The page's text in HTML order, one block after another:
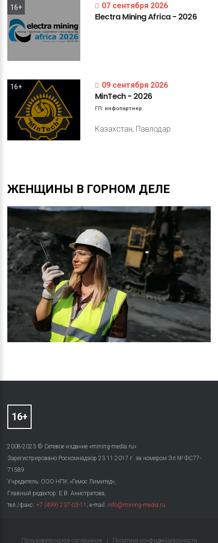
16+ 07 сентября 2026
ElectraMiningAfrica- 2026
16+ 09 сентября 2026
MinTech- 2026
ГП: инфопартнер
Казахстан, Павлодар
ЖЕНЩИНЫ В ГОРНОМ ДЕЛЕ
2008-2023 © Сетевое издание «mining-media.ru»
Зарегистрировано Роскомнадзор 23.11.2017 г. за номером Эл № ФС77-
71589
Учредитель: ООО НПК «Гемос Лимитед»,
Главный редактор: Е.В. Анистратова,
тел./факс: +7 (499) 237-03-11 ; e-mail: info@mining-media.ru
Пользовательское соглашение Политика конфиденциальности